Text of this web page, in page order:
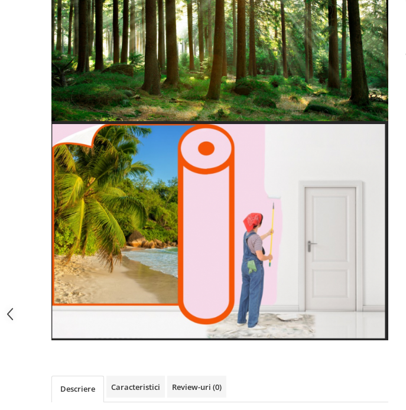
Descriere Caracteristici Review-uri (0)